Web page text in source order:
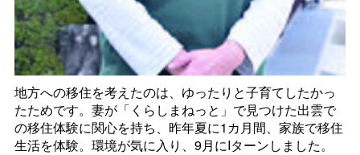
地方への移住を考えたのは、ゆったりと子育てしたかっ
たためです。妻が「くらしまねっと」で見つけた出雲で
の移住体験に関心を持ち、昨年夏に1カ月間、家族で移住
生活を体験。環境が気に入り、9月にIターンしました。